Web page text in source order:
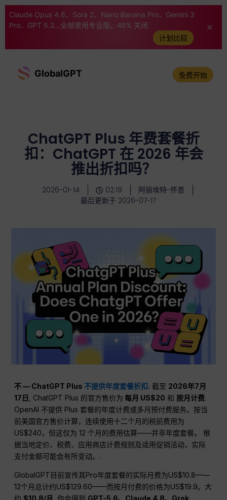
Claude Opus 4.6、Sora 2、Nano Banana Pro、Gemini 3
Pro、GPT 5.2...全部使用专业版。46% 关闭
计划比较
GlobalGPT 免费开始
ChatGPT Plus 年费套餐折
扣：ChatGPT 在 2026 年会
推出折扣吗？
2026-01-14 02:19
阿丽埃特-怀恩
最后更新于 2026-07-17
不 — ChatGPT Plus 不提供年度套餐折扣. 截至 2026年7月
17日
, ChatGPT Plus 的官方售价为 每月 US$20 和按月计费.
OpenAI 不提供 Plus 套餐的年度计费或多月预付费服务。按当
前美国官方售价计算，连续使用十二个月的税前费用为
US$240，但这仅为 12 个月的费用估算——并非年度套餐。 根
据当地定价、税费、应用商店计费规则及适用促销活动，实际
支付金额可能会有所变动。.
GlobalGPT目前宣传其Pro年度套餐的实际月费为US$10.8——
12个月总计约US$129.60——而按月付费的价格为US$19.9。大
约$10.8/月 , 你会得到 GPT-5.6、Claude 4.8、Grok